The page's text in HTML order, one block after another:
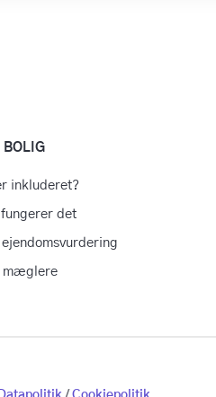
inkluderet?
fungerer det
mæglere